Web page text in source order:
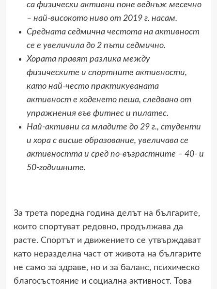
са физически активни поне веднъж месечно
– най-високото ниво от 2019 г. насам.
Средната седмична честота на активност
се е увеличила до 2 пъти седмично.
Хората правят разлика между
физическите и спортните активности,
като най-често практикуваната
активност е ходенето пеша, следвано от
упражнения във фитнес и пилатес.
Най-активни са младите до 29 г., студенти
и хора с висше образование, увеличава се
активността и сред по-възрастните – 40- и
50-годишните.
За трета поредна година делът на българите,
които спортуват редовно, продължава да
расте. Спортът и движението се утвърждават
като неразделна част от живота на българите
не само за здраве, но и за баланс, психическо
благосъстояние и социална активност. Това